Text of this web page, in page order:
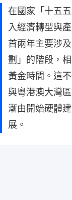
在國家「十五
入經濟轉型與
首兩年主要涉
劃」的階段，
黃金時間。這
與粵港澳大灣
漸由開始硬體
展。